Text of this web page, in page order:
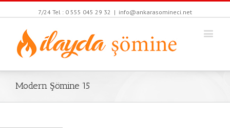
7/24 Tel : 0 555 045 29 32 | info@ankarasomineci.net
Modern Şömine 15